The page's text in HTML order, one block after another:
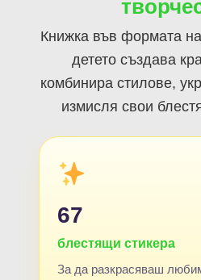
Книжка във формата на
детето създава
комбинира стилове,
измисля свои
67
блестящи стикера
За да разкрасяваш